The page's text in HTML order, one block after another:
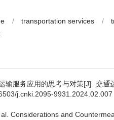
/ transportation services /
输服务应用的思考与对策[J]. 交通
j.cnki.2095-9931.2024.02.007
. Considerations and